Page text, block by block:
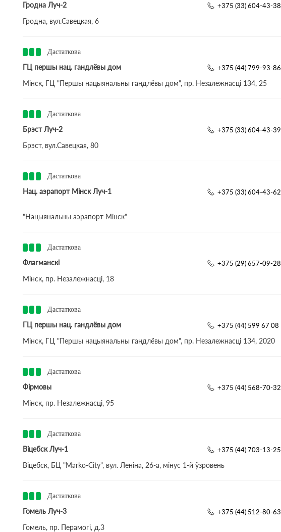
Гродна Луч-2 +375 (33) 604-43-38
Гродна, вул.Савецкая, 6
Дастаткова
ГЦ першы нац. гандлёвы дом +375 (44) 799-93-86
Мінск, ГЦ "Першы нацыянальны гандлёвы дом", пр. Незалежнасці 134, 25
Дастаткова
Брэст Луч-2 +375 (33) 604-43-39
Брэст, вул.Савецкая, 80
Дастаткова
Нац. аэрапорт Мінск Луч-1 +375 (33) 604-43-62
"Нацыянальны аэрапорт Мінск"
Дастаткова
Флагманскі +375 (29) 657-09-28
Мінск, пр. Незалежнасці, 18
Дастаткова
ГЦ першы нац. гандлёвы дом +375 (44) 599 67 08
Мінск, ГЦ "Першы нацыянальны гандлёвы дом", пр. Незалежнасці 134, 2020
Дастаткова
Фірмовы +375 (44) 568-70-32
Мінск, пр. Незалежнасці, 95
Дастаткова
Віцебск Луч-1 +375 (44) 703-13-25
Віцебск, БЦ "Marko-City", вул. Леніна, 26-а, мінус 1-й ўзровень
Дастаткова
Гомель Луч-3 +375 (44) 512-80-63
Гомель, пр. Перамогі, д.3